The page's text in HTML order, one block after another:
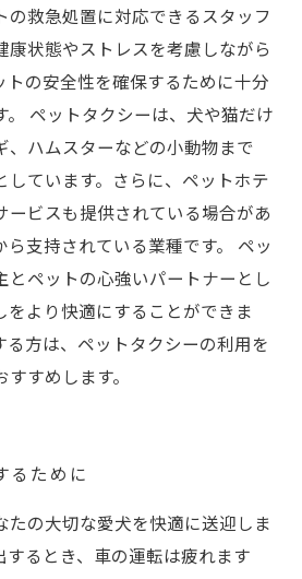
の救急処置に対応できるスタッフ
康状態やストレスを考慮しながら
トの安全性を確保するために十分
。 ペットタクシーは、犬や猫だけ
、ハムスターなどの小動物まで
しています。さらに、ペットホテ
ービスも提供されている場合があ
ら支持されている業種です。 ペッ
とペットの心強いパートナーとし
をより快適にすることができま
る方は、ペットタクシーの利用を
すめします。
るために
たの大切な愛犬を快適に送迎しま
するとき、車の運転は疲れます